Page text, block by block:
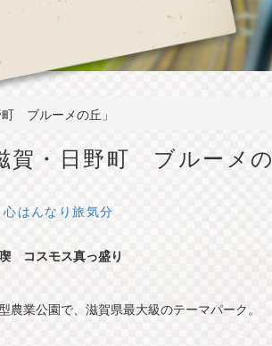
ブルーメの丘」
賀・日野町 ブルーメの
心はんなり旅気分
コスモス真っ盛り
業公園で、滋賀県最大級のテーマパーク。